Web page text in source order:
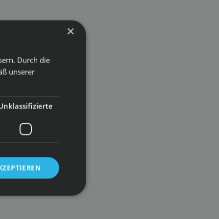
×
Durch die
unserer